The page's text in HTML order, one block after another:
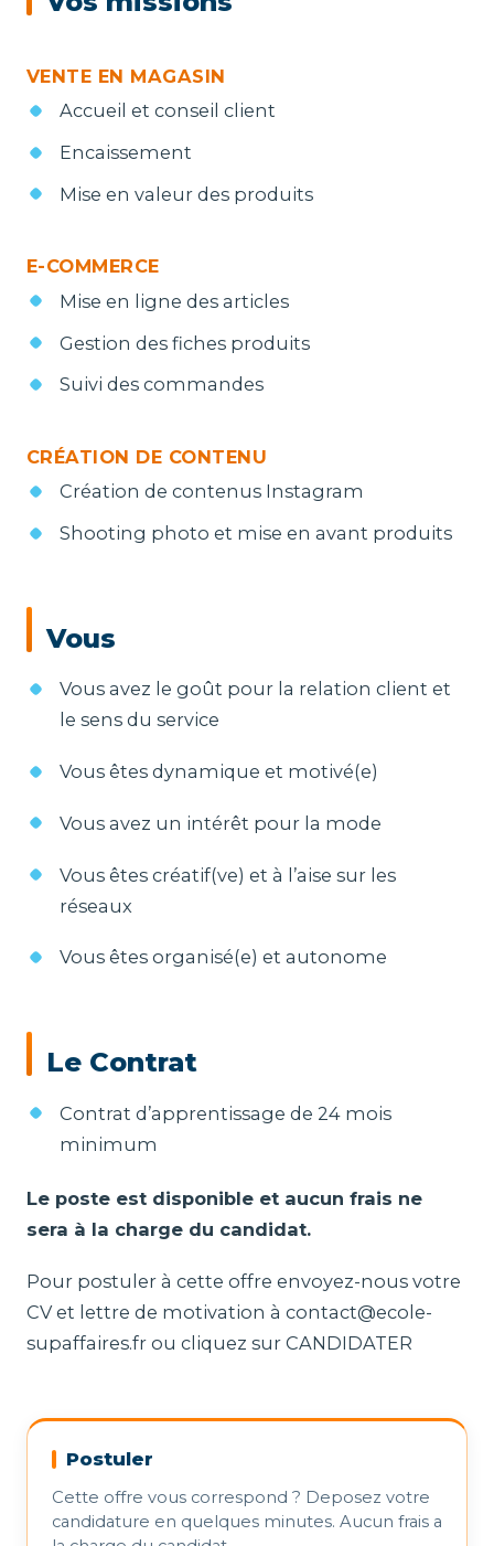
VENTE EN MAGASIN
Accueil et conseil client
Encaissement
Mise en valeur des produits
E-COMMERCE
Mise en ligne des articles
Gestion des fiches produits
Suivi des commandes
CRÉATION DE CONTENU
Création de contenus Instagram
Shooting photo et mise en avant produits
Vous
Vous avez le goût pour la relation client et
le sens du service
Vous êtes dynamique et motivé(e)
Vous avez un intérêt pour la mode
Vous êtes créatif(ve) et à l’aise sur les
réseaux
Vous êtes organisé(e) et autonome
Le Contrat
Contrat d’apprentissage de 24 mois
minimum
Le poste est disponible et aucun frais ne
sera à la charge du candidat.
Pour postuler à cette offre envoyez-nous votre
CV et lettre de motivation à contact@ecole-
supaffaires.fr ou cliquez sur CANDIDATER
Postuler
Cette offre vous correspond ? Deposez votre
candidature en quelques minutes. Aucun frais a